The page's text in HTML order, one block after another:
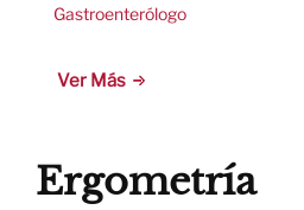
Gastroenterólogo
Ver Más
Ergometría